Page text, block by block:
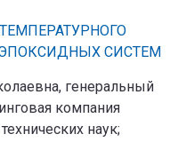
СИСТЕМ
генеральный
компания
наук;